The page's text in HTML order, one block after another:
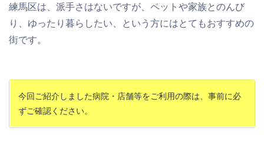
練馬区は、派手さはないですが、ペットや家族とのんび
り、ゆったり暮らしたい、という方にはとてもおすすめの
街です。
今回ご紹介しました病院・店舗等をご利用の際は、事前に必
ずご確認ください。